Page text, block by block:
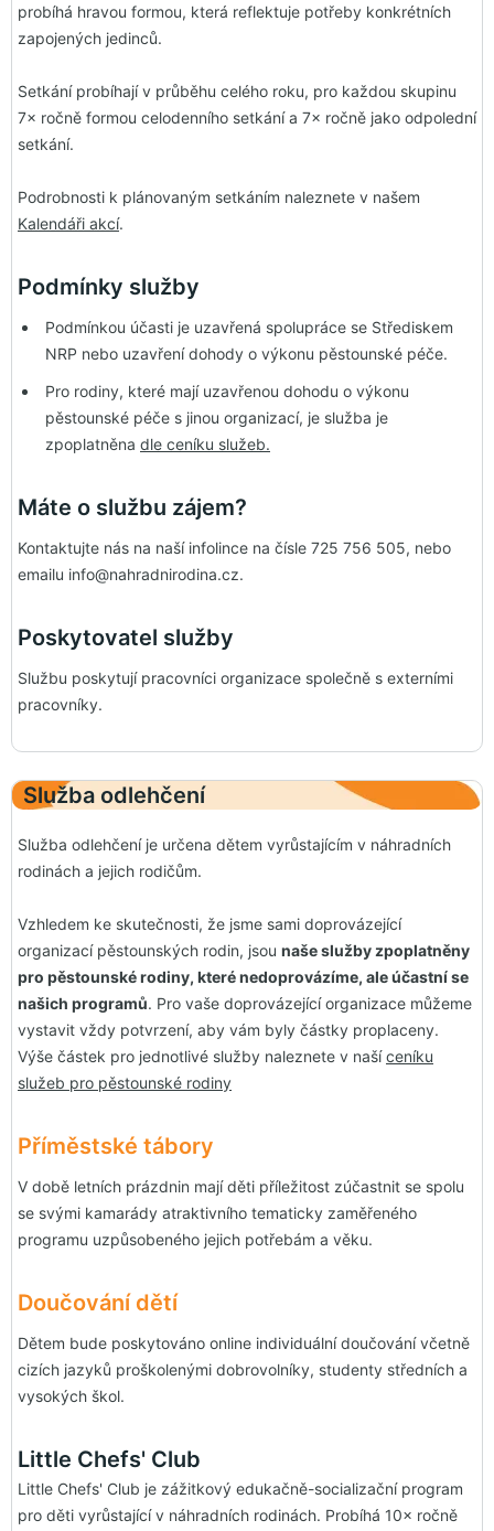
probíhá hravou formou, která reflektuje potřeby konkrétních
zapojených jedinců.
Setkání probíhají v průběhu celého roku, pro každou skupinu
7× ročně formou celodenního setkání a 7× ročně jako odpolední
setkání.
Podrobnosti k plánovaným setkáním naleznete v našem
Kalendáři akcí.
Podmínky služby
Podmínkou účasti je uzavřená spolupráce se Střediskem
NRP nebo uzavření dohody o výkonu pěstounské péče.
Pro rodiny, které mají uzavřenou dohodu o výkonu
pěstounské péče s jinou organizací, je služba je
zpoplatněna dle ceníku služeb.
Máte o službu zájem?
Kontaktujte nás na naší infolince na čísle 725 756 505, nebo
emailu info@nahradnirodina.cz.
Poskytovatel služby
Službu poskytují pracovníci organizace společně s externími
pracovníky.
Služba odlehčení
Služba odlehčení je určena dětem vyrůstajícím v náhradních
rodinách a jejich rodičům.
Vzhledem ke skutečnosti, že jsme sami doprovázející
organizací pěstounských rodin, jsou naše služby zpoplatněny
pro pěstounské rodiny, které nedoprovázíme, ale účastní se
našich programů. Pro vaše doprovázející organizace můžeme
vystavit vždy potvrzení, aby vám byly částky proplaceny.
Výše částek pro jednotlivé služby naleznete v našíceníku
služeb pro pěstounské rodiny
Příměstské tábory
V době letních prázdnin mají děti příležitost zúčastnit se spolu
se svými kamarády atraktivního tematicky zaměřeného
programu uzpůsobeného jejich potřebám a věku.
Doučování dětí
Dětem bude poskytováno online individuální doučování včetně
cizích jazyků proškolenými dobrovolníky, studenty středních a
vysokých škol.
Little Chefs' Club
Little Chefs' Club je zážitkový edukačně-socializační program
pro děti vyrůstající v náhradních rodinách. Probíhá 10× ročně